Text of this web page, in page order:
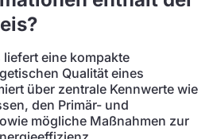
eine kompakte
Qualität eines
über zentrale Kennwerte wie
den Primär- und
mögliche Maßnahmen zur